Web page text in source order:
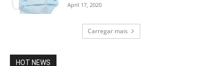
April 17, 2020
Carregar mais
HOT NEWS